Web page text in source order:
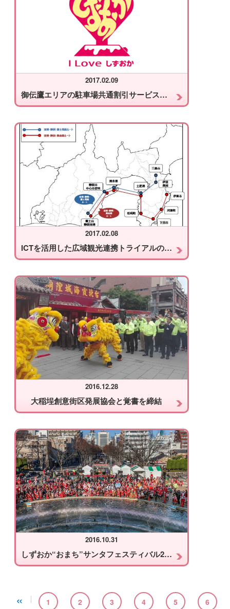
2017.02.09
御伝鷹エリアの駐車場共通割引サービス事例紹介講演会
2017.02.08
ICTを活用した広域観光連携トライアルの実施について
2016.12.28
大稲埕創意街区発展協会と覚書を締結
2016.10.31
しずおか“おまち”サンタフェスティバル2016
« 1 2 3 4 5 6